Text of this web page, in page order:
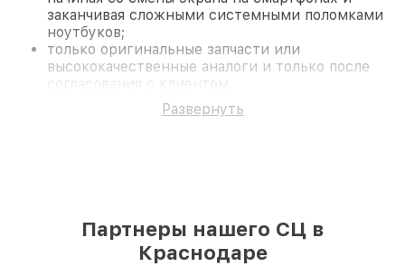
заканчивая сложными системными поломками
ноутбуков;
только оригинальные запчасти или
высококачественные аналоги и только после
согласования с клиентом.
На все работы и замененные комплектующие
предоставляется длительная гарантия. В случае
лучшие специалисты с многолетним опытом и
безупречной репутацией;
современное оборудование и
Развернуть
Партнеры нашего СЦ в
Краснодаре